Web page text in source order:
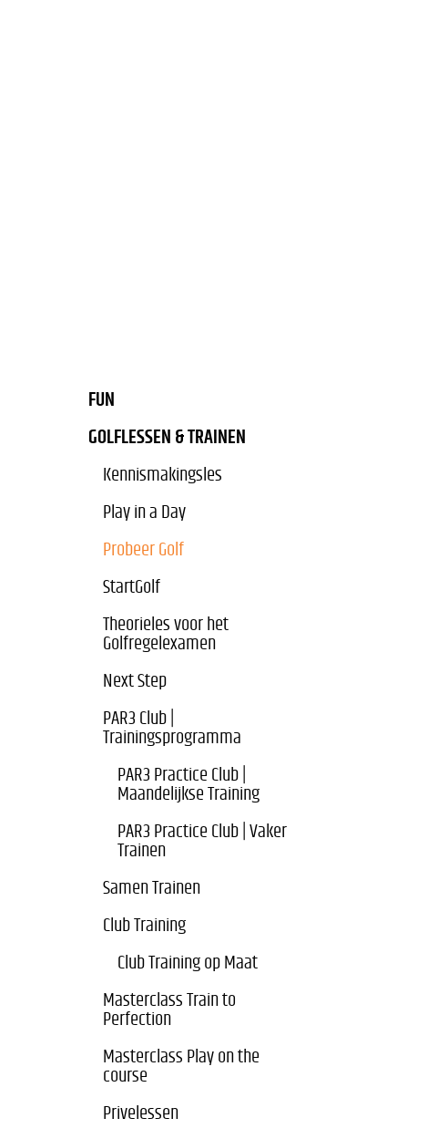
FUN
GOLFLESSEN & TRAINEN
Kennismakingsles
Play in a Day
Probeer Golf
StartGolf
Theorieles voor het
Golfregelexamen
Next Step
PAR3 Club |
Trainingsprogramma
PAR3 Practice Club |
Maandelijkse Training
PAR3 Practice Club | Vaker
Trainen
Samen Trainen
Club Training
Club Training op Maat
Masterclass Train to
Perfection
Masterclass Play on the
course
Privelessen